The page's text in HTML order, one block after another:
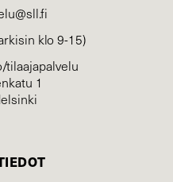
klo 9-15)
tilaajapalvelu
1